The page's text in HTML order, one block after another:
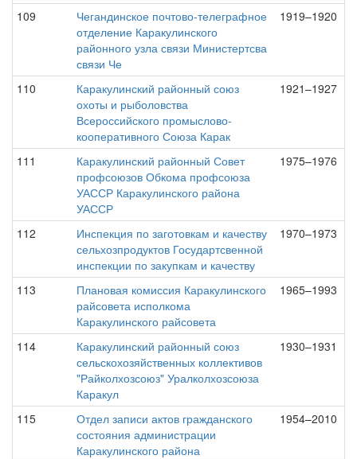
109
Чегандинское почтово-телеграфное
отделение Каракулинского
районного узла связи Министертсва
связи Че
1919–1920
110
Каракулинский районный союз
охоты и рыболовства
Всероссийского промыслово-
кооперативного Союза Карак
1921–1927
111
Каракулинский районный Совет
профсоюзов Обкома профсоюза
УАССР Каракулинского района
УАССР
1975–1976
112
Инспекция по заготовкам и качеству
сельхозпродуктов Государтсвенной
инспекции по закупкам и качеству
1970–1973
113
Плановая комиссия Каракулинского
райсовета исполкома
Каракулинского райсовета
1965–1993
114
Каракулинский районный союз
сельскохозяйственных коллективов
"Райколхозсоюз" Уралколхозсоюза
Каракул
1930–1931
115
Отдел записи актов гражданского
состояния администрации
Каракулинского района
1954–2010